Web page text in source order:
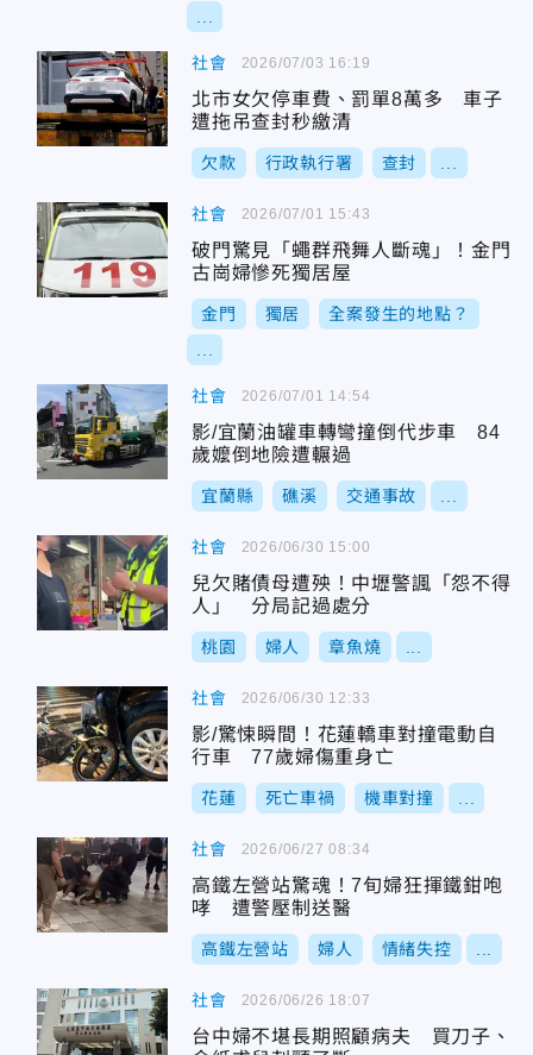
社會
北市女欠停車費、罰單8萬多 車子
遭拖吊查封秒繳清
欠款 行政執行署 查封
2026/07/03 16:19
社會
破門驚見「蠅群飛舞人斷魂」！金門
古崗婦慘死獨居屋
金門 獨居 全案發生的地點？
2026/07/01 15:43
社會
影/宜蘭油罐車轉彎撞倒代步車 84
歲嬤倒地險遭輾過
宜蘭縣 礁溪 交通事故
2026/07/01 14:54
社會
兒欠賭債母遭殃！中壢警諷「怨不得
人」 分局記過處分
桃園 婦人 章魚燒
2026/06/30 15:00
社會
影/驚悚瞬間！花蓮轎車對撞電動自
行車 77歲婦傷重身亡
花蓮 死亡車禍 機車對撞
2026/06/30 12:33
社會
高鐵左營站驚魂！7旬婦狂揮鐵鉗咆
哮 遭警壓制送醫
高鐵左營站 婦人 情緒失控
2026/06/27 08:34
社會
台中婦不堪長期照顧病夫 買刀子、
2026/06/26 18:07